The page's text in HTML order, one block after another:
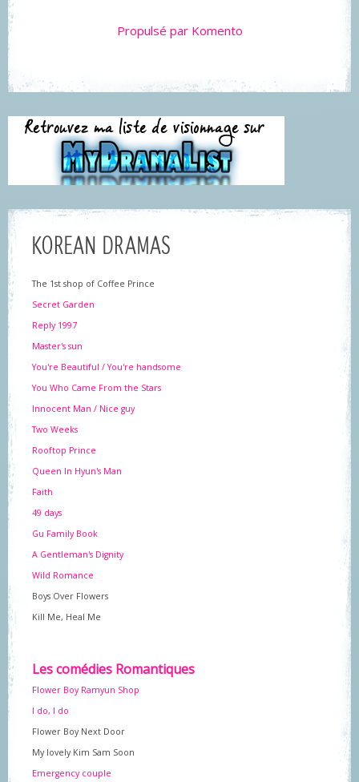
Propulsé par Komento
KOREAN DRAMAS
The 1st shop of Coffee Prince
Secret Garden
Reply 1997
Master's sun
You're Beautiful / You're handsome
You Who Came From the Stars
Innocent Man / Nice guy
Two Weeks
Rooftop Prince
Queen In Hyun's Man
Faith
49 days
Gu Family Book
A Gentleman's Dignity
Wild Romance
Boys Over Flowers
Kill Me, Heal Me
Les comédies Romantiques
Flower Boy Ramyun Shop
I do, I do
Flower Boy Next Door
My lovely Kim Sam Soon
Emergency couple